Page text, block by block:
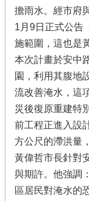
擔雨水。經市府
1月9日正式公告
施範圍，這也是
本次計畫於安中
園，利用其腹地
流改善淹水，這
災後復原重建特
前工程正進入設
方公尺的滯洪量
黃偉哲市長針對
與期許。他強調
區居民對淹水的